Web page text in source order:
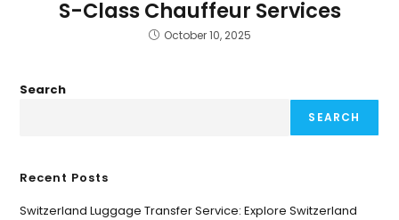
S-Class Chauffeur Services
October 10, 2025
Search
SEARCH
Recent Posts
Switzerland Luggage Transfer Service: Explore Switzerland